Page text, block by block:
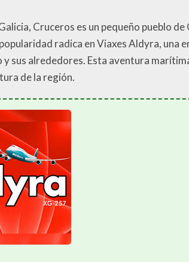
Cruceros es un pequeño pueblo
radica en Viaxes Aldyra, una
sus alrededores. Esta aventura
de la región.